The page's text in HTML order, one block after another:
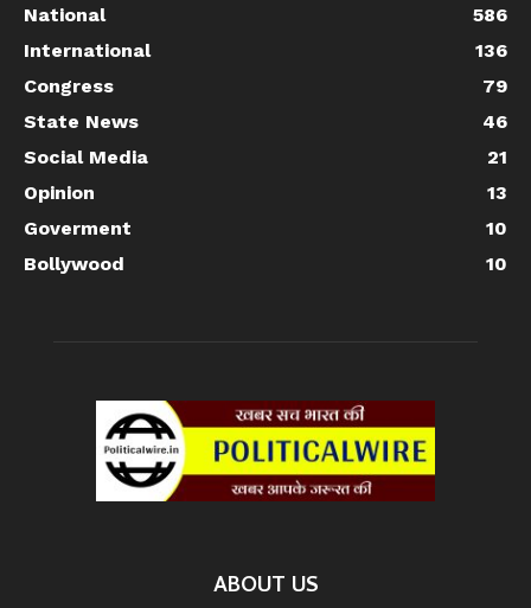
National
586
International
136
Congress
79
State News
46
Social Media
21
Opinion
13
Goverment
10
Bollywood
10
ABOUT US